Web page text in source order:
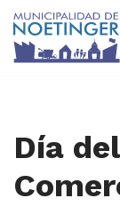
Saltar
Día